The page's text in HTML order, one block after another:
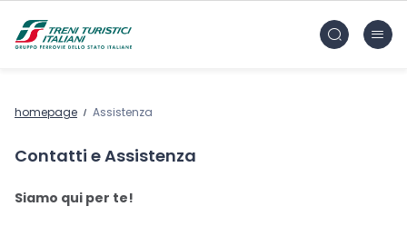
FS Treni Turistici Gruppo Ferrovie dello Stato
homepage Assistenza
Contatti e Assistenza
Siamo qui per te!